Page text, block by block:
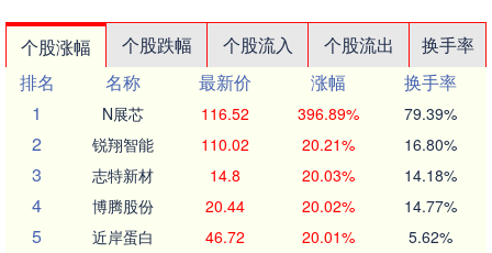
个股涨幅 个股跌幅 个股流入 个股流出
换手率
排名
名称 最新价 涨幅
换手率
1
N展芯 116.52 396.89% 79.39%
2 锐翔智能 110.02 20.21% 16.80%
3 志特新材 14.8 20.03% 14.18%
4 博腾股份 20.44 20.02% 14.77%
5 近岸蛋白 46.72 20.01% 5.62%